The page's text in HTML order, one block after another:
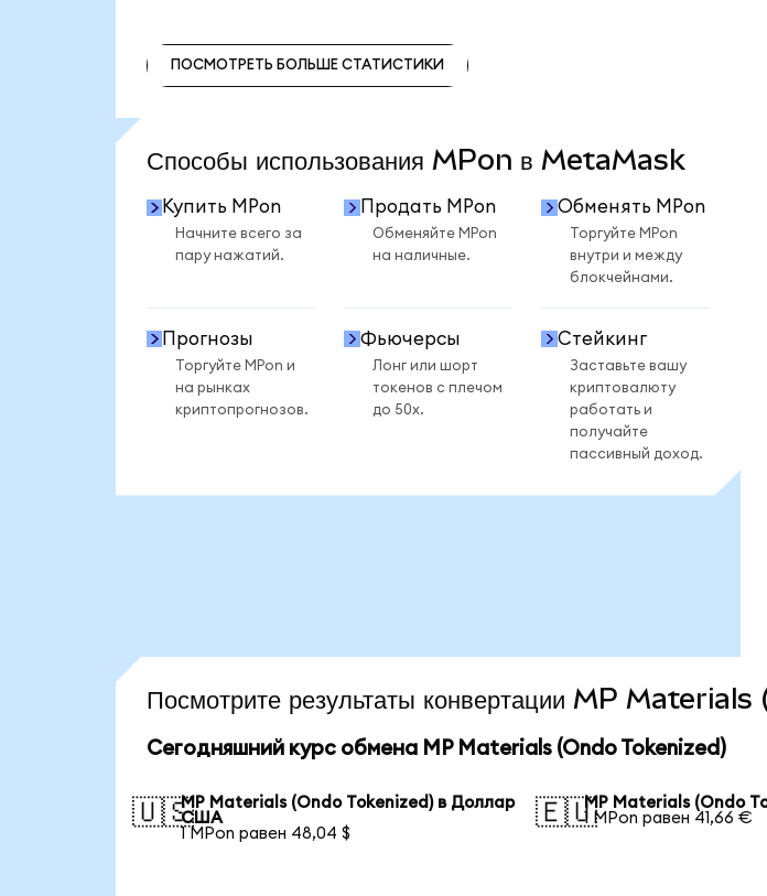
ПОСМОТРЕТЬ БОЛЬШЕ СТАТИСТИКИ
Способы использования MPon в MetaMask
Купить MPon
Начните всего за
пару нажатий.
Продать MPon
Обменяйте MPon
на наличные.
Обменять MPon
Торгуйте MPon
внутри и между
блокчейнами.
Прогнозы
Торгуйте MPon и
на рынках
криптопрогнозов.
Фьючерсы
Лонг или шорт
токенов с плечом
до 50x.
Стейкинг
Заставьте вашу
криптовалюту
работать и
получайте
пассивный доход.
Посмотрите результаты конвертации MP
Сегодняшний курс обмена MP Materials (Ondo Tokenized)
🇺🇸MP Materials (Ondo Tokenized) в Доллар
США
1 MPon равен 48,04 $
🇪🇺MP Materials (Ondo
1 MPon равен 41,66 €